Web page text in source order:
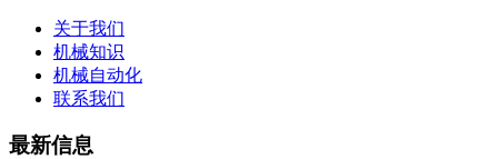
关于我们
机械知识
机械自动化
联系我们
最新信息